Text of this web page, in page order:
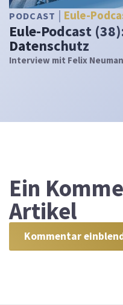
PODCAST Eule-
Eule-Podcast
Datenschutz
Interview mit Felix
Ein
Artikel
Kommentar